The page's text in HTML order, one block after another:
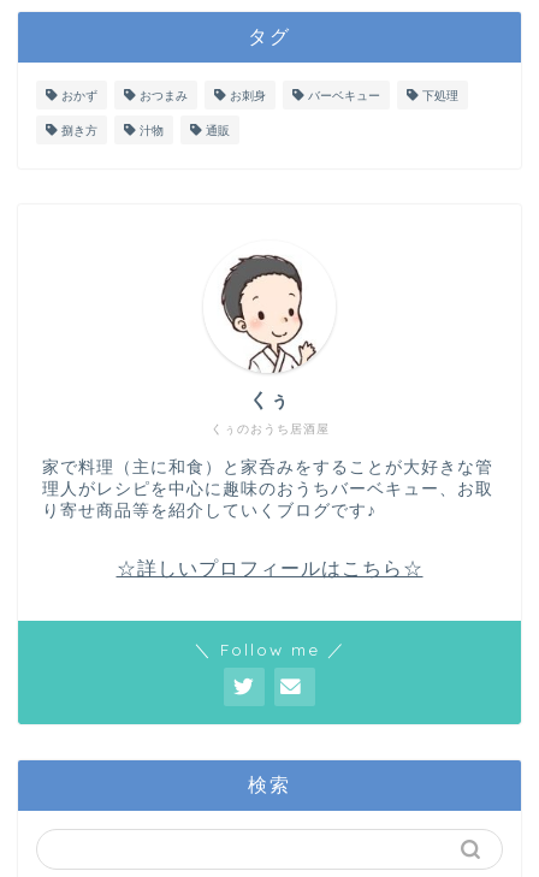
タグ
おかず おつまみ お刺身 バーベキュー 下処理
捌き方 汁物 通販
くぅのおうち居酒屋
くぅ
家で料理（主に和食）と家呑みをすることが大好きな管
理人がレシピを中心に趣味のおうちバーベキュー、お取
り寄せ商品等を紹介していくブログです♪
☆詳しいプロフィールはこちら☆
＼ Follow me ／
検索